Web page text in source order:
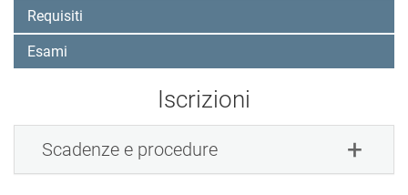
Requisiti
Esami
Iscrizioni
Scadenze e procedure